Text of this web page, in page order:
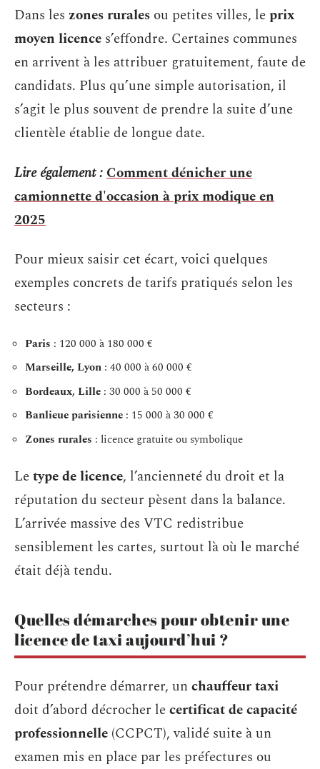
Dans les zones rurales ou petites villes, leprix
moyen licence s’effondre. Certaines communes
en arrivent à les attribuer gratuitement, faute de
candidats. Plus qu’une simple autorisation, il
s’agit le plus souvent de prendre la suite d’une
clientèle établie de longue date.
Lire également :Comment dénicher une
camionnette d'occasion à prix modique en
2025
Pour mieux saisir cet écart, voici quelques
exemples concrets de tarifs pratiqués selon les
secteurs :
Paris : 120 000 à 180 000 €
Marseille, Lyon : 40 000 à 60 000 €
Bordeaux, Lille : 30 000 à 50 000 €
Banlieue parisienne : 15 000 à 30 000 €
Zones rurales : licence gratuite ou symbolique
Letype de licence, l’ancienneté du droit et la
réputation du secteur pèsent dans la balance.
L’arrivée massive des VTC redistribue
sensiblement les cartes, surtout là où le marché
était déjà tendu.
Quelles démarches pour obtenir une
licence de taxi aujourd’hui ?
Pour prétendre démarrer, unchauffeur taxi
doit d’abord décrocher lecertificat de capacité
professionnelle (CCPCT), validé suite à un
examen mis en place par les préfectures ou